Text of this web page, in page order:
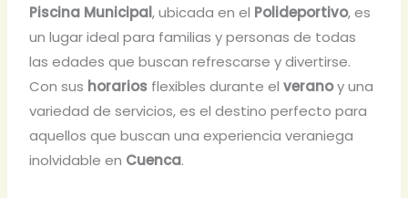
Piscina Municipal, ubicada en el Polideportivo, es
un lugar ideal para familias y personas de todas
las edades que buscan refrescarse y divertirse.
Con sus horarios flexibles durante elveranoy una
variedad de servicios, es el destino perfecto para
aquellos que buscan una experiencia veraniega
inolvidable en Cuenca.